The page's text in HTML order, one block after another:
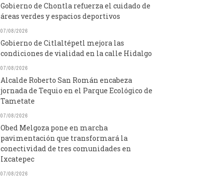
Gobierno de Chontla refuerza el cuidado de
áreas verdes y espacios deportivos
07/08/2026
Gobierno de Citlaltépetl mejora las
condiciones de vialidad en la calle Hidalgo
07/08/2026
Alcalde Roberto San Román encabeza
jornada de Tequio en el Parque Ecológico de
Tametate
07/08/2026
Obed Melgoza pone en marcha
pavimentación que transformará la
conectividad de tres comunidades en
Ixcatepec
07/08/2026